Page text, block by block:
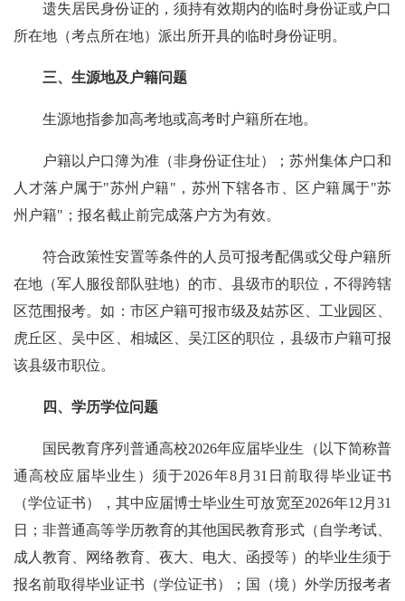
遗失居民身份证的，须持有效期内的临时身份证或户口
所在地（考点所在地）派出所开具的临时身份证明。
三、生源地及户籍问题
生源地指参加高考地或高考时户籍所在地。
户籍以户口簿为准（非身份证住址）；苏州集体户口和
人才落户属于"苏州户籍"，苏州下辖各市、区户籍属于"苏
州户籍"；报名截止前完成落户方为有效。
符合政策性安置等条件的人员可报考配偶或父母户籍所
在地（军人服役部队驻地）的市、县级市的职位，不得跨辖
区范围报考。如：市区户籍可报市级及姑苏区、工业园区、
虎丘区、吴中区、相城区、吴江区的职位，县级市户籍可报
该县级市职位。
四、学历学位问题
国民教育序列普通高校2026年应届毕业生（以下简称普
通高校应届毕业生）须于2026年8月31日前取得毕业证书
（学位证书），其中应届博士毕业生可放宽至2026年12月31
日；非普通高等学历教育的其他国民教育形式（自学考试、
成人教育、网络教育、夜大、电大、函授等）的毕业生须于
报名前取得毕业证书（学位证书）；国（境）外学历报考者